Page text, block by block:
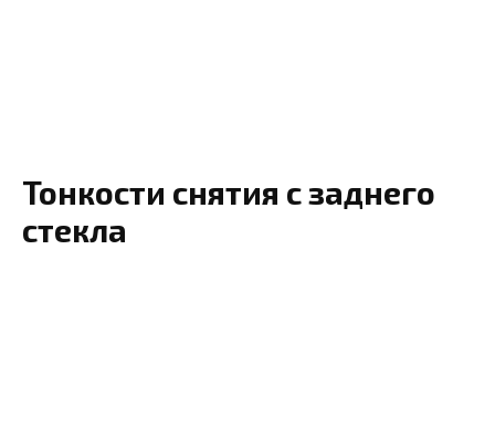
Тонкости снятия с заднего
стекла